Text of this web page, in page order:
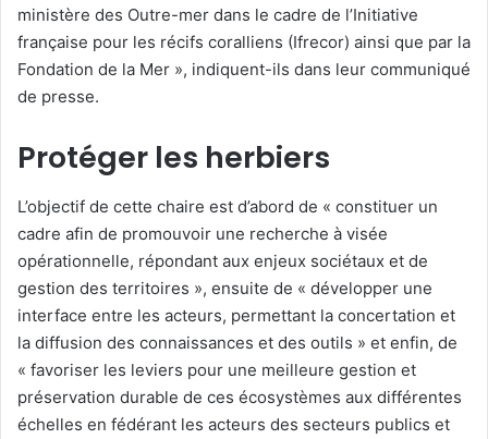
ministère des Outre-mer dans le cadre de l’Initiative
française pour les récifs coralliens (Ifrecor) ainsi que par la
Fondation de la Mer », indiquent-ils dans leur communiqué
de presse.
Protéger les herbiers
L’objectif de cette chaire est d’abord de « constituer un
cadre afin de promouvoir une recherche à visée
opérationnelle, répondant aux enjeux sociétaux et de
gestion des territoires », ensuite de « développer une
interface entre les acteurs, permettant la concertation et
la diffusion des connaissances et des outils » et enfin, de
« favoriser les leviers pour une meilleure gestion et
préservation durable de ces écosystèmes aux différentes
échelles en fédérant les acteurs des secteurs publics et